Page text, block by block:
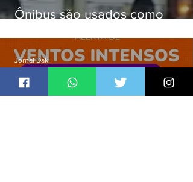
Ônibus são usados como
Gardênia Azul
Jornal Daki